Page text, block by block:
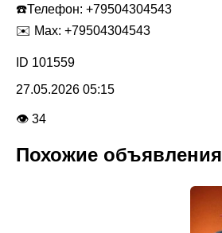
☎️Телефон: +79504304543
✉️ Мах: +79504304543
ID 101559
27.05.2026 05:15
👁 34
Похожие объявления